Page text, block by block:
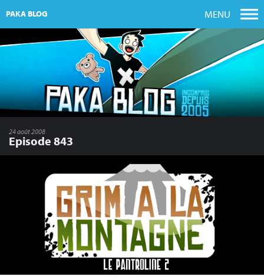
PAKA BLOG MENU
24 août 2008
Episode 843